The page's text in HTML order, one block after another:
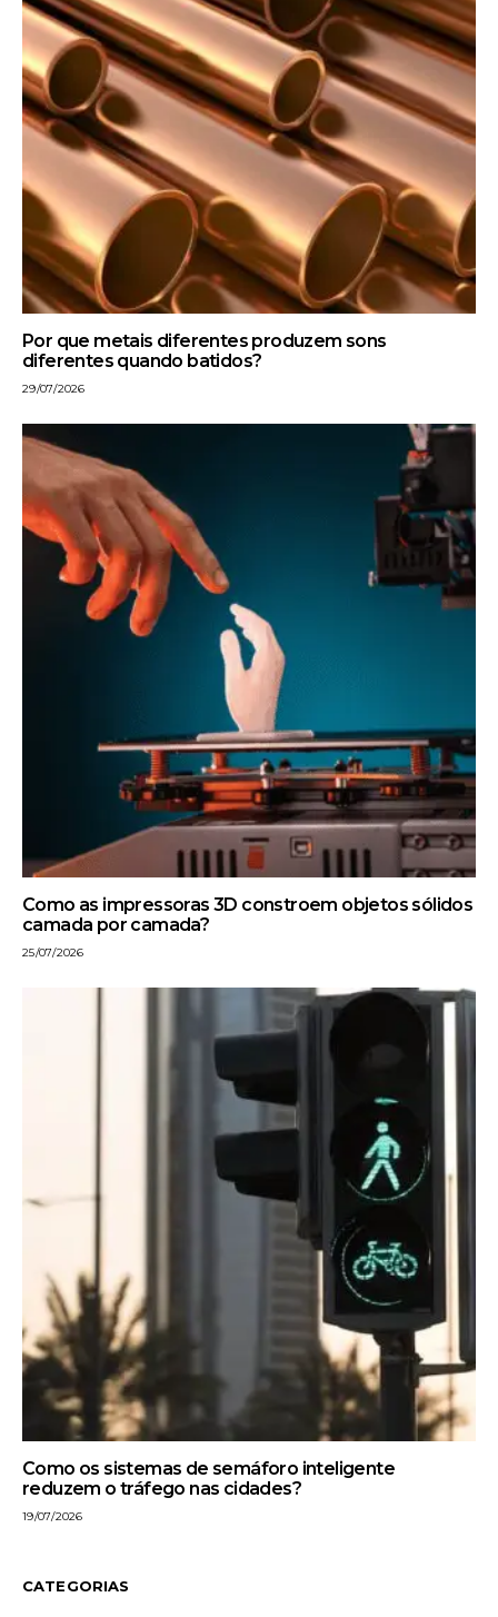
Por que metais diferentes produzem sons
diferentes quando batidos?
29/07/2026
Como as impressoras 3D constroem objetos sólidos
camada por camada?
25/07/2026
Como os sistemas de semáforo inteligente
reduzem o tráfego nas cidades?
19/07/2026
CATEGORIAS